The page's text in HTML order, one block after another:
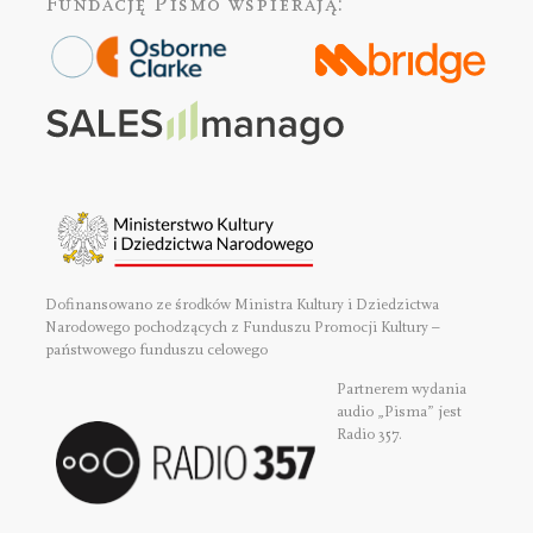
Dofinansowano ze środków Ministra Kultury i Dziedzictwa
Narodowego pochodzących z Funduszu Promocji Kultury –
państwowego funduszu celowego
Partnerem wydania
audio „Pisma” jest
Radio 357.